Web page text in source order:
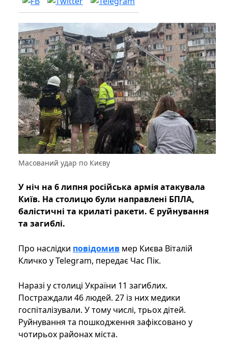
Масований удар по Києву
У ніч на 6 липня російська армія атакувала
Київ. На столицю були направлені БПЛА,
балістичні та крилаті ракети. Є руйнування
та загиблі.
Про наслідки повідомив мер Києва Віталій
Кличко у Telegram, передає Час Пік.
Наразі у столиці України 11 загиблих.
Постраждали 46 людей. 27 із них медики
госпіталізували. У тому числі, трьох дітей.
Руйнування та пошкодження зафіксовано у
чотирьох районах міста.